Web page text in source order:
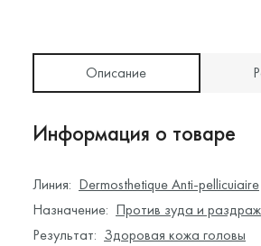
Описание
Информация о товаре
Линия: Dermosthetique Anti-pellicuiaire
Назначение: Против зуда и
Результат: Здоровая кожа головы